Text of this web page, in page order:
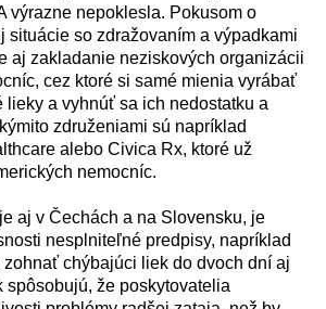
výrazne nepoklesla. Pokusom o
situácie so zdražovaním a výpadkami
aj zakladanie neziskových organizácii
íc, cez ktoré si samé mienia vyrábať
lieky a vyhnúť sa ich nedostatku a
ýmito združeniami sú napríklad
alebo Civica Rx, ktoré už
ých nemocníc.
aj v Čechách a na Slovensku, je
nesplniteľné predpisy, napríklad
zohnať chýbajúci liek do dvoch dní aj
spôsobujú, že poskytovatelia